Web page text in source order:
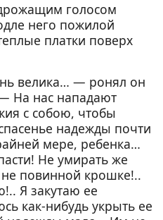
—
да в полымя
и Нымза-друг
опасность. — У
львов
городе
дело
пять лет тому
голосом
него пожилой
платки поверх
велика… — ронял он
На нас нападают
с собою, чтобы
надежды почти
мере, ребенка…
Не умирать же
повинной крошке!..
Я закутаю ее
как-нибудь укрыть ее